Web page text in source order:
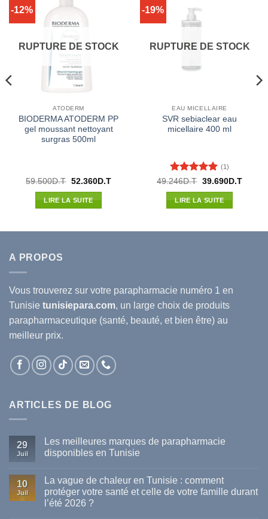
-12%
RUPTURE DE STOCK
ATODERM
BIODERMA ATODERM PP
gel moussant nettoyant
surgras 500ml
59.500D.T Le
initial
était :
52.360D.TLe
LIRE LA SUITE
-19%
RUPTURE DE STOCK
EAU MICELLAIRE
SVR sebiaclear eau
micellaire 400 ml
Note5 sur
5
(1)
49.246D.T Le
initial
était :
39.690D.TLe
LIRE LA SUITE
A PROPOS
Vous trouverez sur votre parapharmacie numéro 1 en
Tunisie tunisiepara.com, un large choix de produits
parapharmaceutique (santé, beauté, et bien être) au
meilleur prix.
ARTICLES DE BLOG
29
Juil
Les meilleures marques de parapharmacie
disponibles en Tunisie
sur
Les
meilleures
marques
10
Juil
La vague de chaleur en Tunisie : comment
protéger votre santé et celle de votre famille durant
l’été 2026 ?